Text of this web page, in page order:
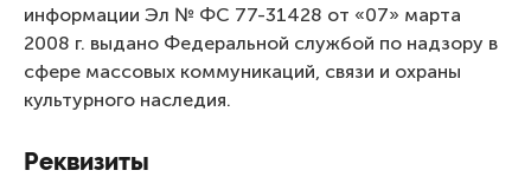
информации Эл № ФС 77-31428 от «07» марта
2008 г. выдано Федеральной службой по надзору в
сфере массовых коммуникаций, связи и охраны
культурного наследия.
Реквизиты